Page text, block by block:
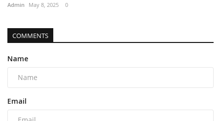
Admin May 8, 2025 0
COMMENTS
Name
Email